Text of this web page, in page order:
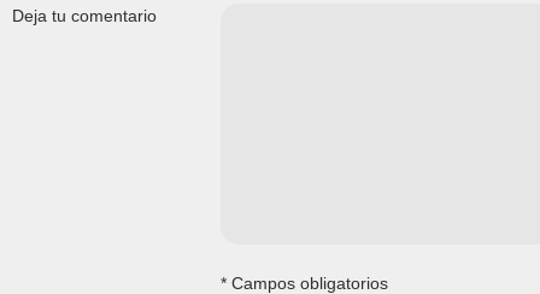
Deja tu comentario
* Campos obligatorios